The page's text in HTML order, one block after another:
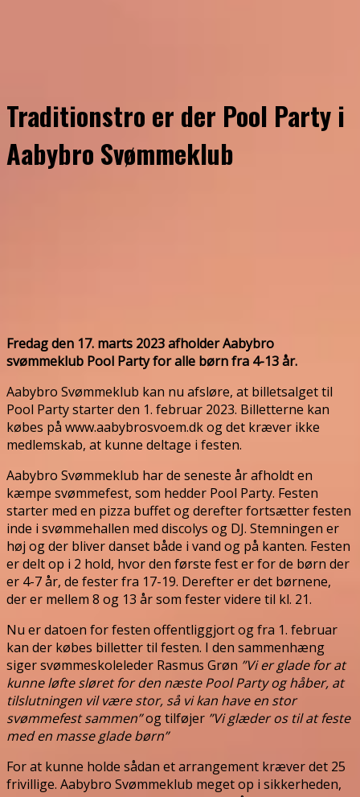
Traditionstro er der Pool Party i
Aabybro Svømmeklub
Fredag den 17. marts 2023 afholder Aabybro
svømmeklub Pool Party for alle børn fra 4-13 år.
Aabybro Svømmeklub kan nu afsløre, at billetsalget til
Pool Party starter den 1. februar 2023. Billetterne kan
købes på www.aabybrosvoem.dk og det kræver ikke
medlemskab, at kunne deltage i festen.
Aabybro Svømmeklub har de seneste år afholdt en
kæmpe svømmefest, som hedder Pool Party. Festen
starter med en pizza buffet og derefter fortsætter festen
inde i svømmehallen med discolys og DJ. Stemningen er
høj og der bliver danset både i vand og på kanten. Festen
er delt op i 2 hold, hvor den første fest er for de børn der
er 4-7 år, de fester fra 17-19. Derefter er det børnene,
der er mellem 8 og 13 år som fester videre til kl. 21.
Nu er datoen for festen offentliggjort og fra 1. februar
kan der købes billetter til festen. I den sammenhæng
siger svømmeskoleleder Rasmus Grøn ”Vi er glade for at
kunne løfte sløret for den næste Pool Party og håber, at
tilslutningen vil være stor, så vi kan have en stor
svømmefest sammen”og tilføjer ”Vi glæder os til at feste
med en masse glade børn”
For at kunne holde sådan et arrangement kræver det 25
frivillige. Aabybro Svømmeklub meget op i sikkerheden,